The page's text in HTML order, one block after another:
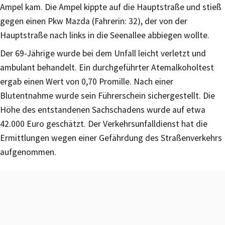
Ampel kam. Die Ampel kippte auf die Hauptstraße und stieß
gegen einen Pkw Mazda (Fahrerin: 32), der von der
Hauptstraße nach links in die Seenallee abbiegen wollte.
Der 69-Jährige wurde bei dem Unfall leicht verletzt und
ambulant behandelt. Ein durchgeführter Atemalkoholtest
ergab einen Wert von 0,70 Promille. Nach einer
Blutentnahme wurde sein Führerschein sichergestellt. Die
Höhe des entstandenen Sachschadens wurde auf etwa
42.000 Euro geschätzt. Der Verkehrsunfalldienst hat die
Ermittlungen wegen einer Gefährdung des Straßenverkehrs
aufgenommen.